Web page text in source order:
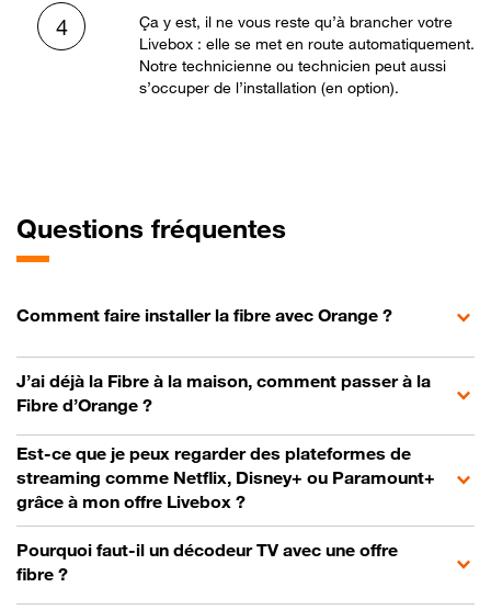
4
Ça y est, il ne vous reste qu’à brancher votre
Livebox : elle se met en route automatiquement.
Notre technicienne ou technicien peut aussi
s’occuper de l’installation (en option).
Questions fréquentes
Comment faire installer la fibre avec Orange ?
J’ai déjà la Fibre à la maison, comment passer à la
Fibre d’Orange ?
Est-ce que je peux regarder des plateformes de
streaming comme Netflix, Disney+ ou Paramount+
grâce à mon offre Livebox ?
Pourquoi faut-il un décodeur TV avec une offre
fibre ?